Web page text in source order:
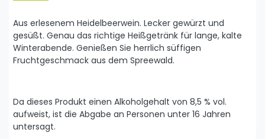
Aus erlesenem Heidelbeerwein. Lecker gewürzt und
gesüßt. Genau das richtige Heißgetränk für lange, kalte
Winterabende. Genießen Sie herrlich süffigen
Fruchtgeschmack aus dem Spreewald.
Da dieses Produkt einen Alkoholgehalt von 8,5 % vol.
aufweist, ist die Abgabe an Personen unter 16 Jahren
untersagt.